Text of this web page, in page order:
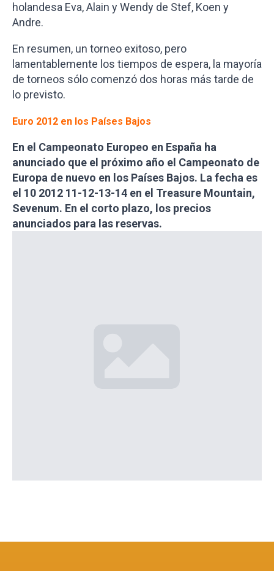
holandesa Eva, Alain y Wendy de Stef, Koen y
Andre.
En resumen, un torneo exitoso, pero
lamentablemente los tiempos de espera, la mayoría
de torneos sólo comenzó dos horas más tarde de
lo previsto.
Euro 2012 en los Países Bajos
En el Campeonato Europeo en España ha
anunciado que el próximo año el Campeonato de
Europa de nuevo en los Países Bajos. La fecha es
el 10 2012 11-12-13-14 en el Treasure Mountain,
Sevenum. En el corto plazo, los precios
anunciados para las reservas.